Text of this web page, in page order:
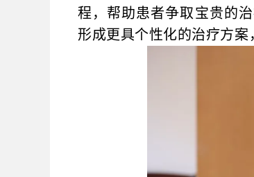
程，帮助患者争取宝贵的
形成更具个性化的治疗方案